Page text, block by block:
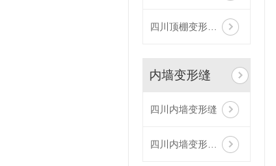
四川顶棚变形缝厂家
内墙变形缝
四川内墙变形缝
四川内墙变形缝销售